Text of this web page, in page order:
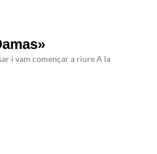
i vam començar a riure A la